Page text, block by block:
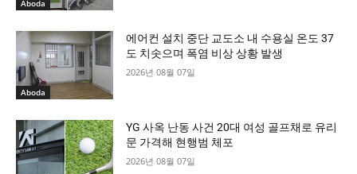
Aboda
Aboda
에어컨 설치 중단 교도소 내 수용실 온도 37
도 치솟으며 폭염 비상 상황 발생
2026년 08월 07일
YG 사옥 난동 사건 20대 여성 골프채로 유리
문 가격해 현행범 체포
2026년 08월 07일